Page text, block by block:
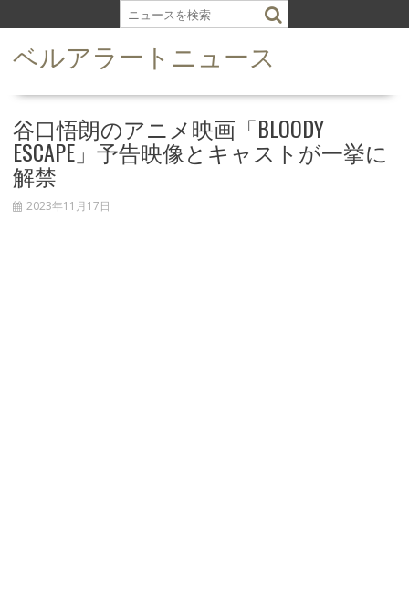
k
ベルアラートニュース
谷口悟朗のアニメ映画「BLOODY
ESCAPE」予告映像とキャストが一挙に
解禁
2023年11月17日